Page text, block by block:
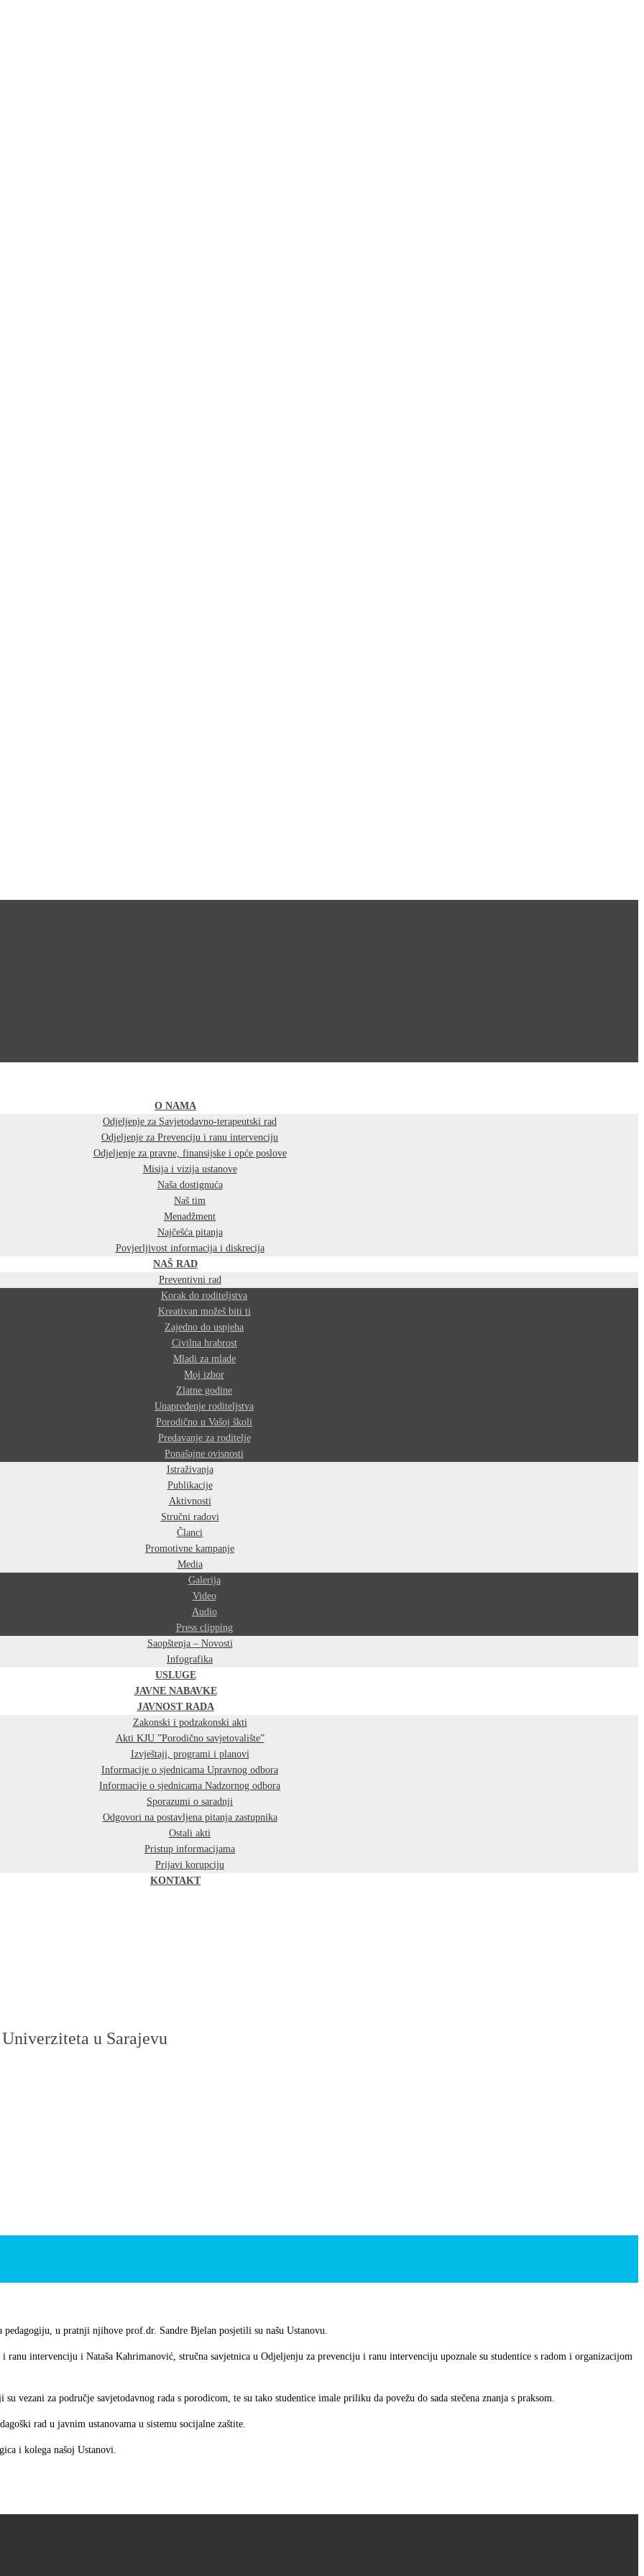
O NAMA
Odjeljenje za Savjetodavno-terapeutski rad
Odjeljenje za Prevenciju i ranu intervenciju
Odjeljenje za pravne, finansijske i opće poslove
Misija i vizija ustanove
Naša dostignuća
Naš tim
Menadžment
Najčešća pitanja
Povjerljivost informacija i diskrecija
NAŠ RAD
Preventivni rad
Korak do roditeljstva
Kreativan možeš biti ti
Zajedno do uspjeha
Civilna hrabrost
Mladi za mlade
Moj izbor
Zlatne godine
Unapređenje roditeljstva
Porodično u Vašoj školi
Predavanje za roditelje
Ponašajne ovisnosti
Istraživanja
Publikacije
Aktivnosti
Stručni radovi
Članci
Promotivne kampanje
Media
Galerija
Video
Audio
Press clipping
Saopštenja – Novosti
Infografika
USLUGE
JAVNE NABAVKE
JAVNOST RADA
Zakonski i podzakonski akti
Akti KJU ”Porodično savjetovalište”
Izvještaji, programi i planovi
Informacije o sjednicama Upravnog odbora
Informacije o sjednicama Nadzornog odbora
Sporazumi o saradnji
Odgovori na postavljena pitanja zastupnika
Ostali akti
Pristup informacijama
Prijavi korupciju
KONTAKT
u Sarajevu
u pratnji njihove prof.dr. Sandre Bjelan posjetili su našu Ustanovu.
intervenciju i Nataša Kahrimanović, stručna savjetnica u Odjeljenju za prevenciju i ranu intervenciju upoznale su studentice s radom i organizacijom
vezani za područje savjetodavnog rada s porodicom, te su tako studentice imale priliku da povežu do sada stečena znanja s praksom.
rad u javnim ustanovama u sistemu socijalne zaštite.
i kolega našoj Ustanovi.